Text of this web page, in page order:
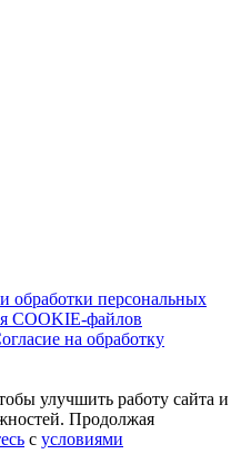
обработки персональных
COOKIE-файлов
на обработку
улучшить работу сайта и
Продолжая
с условиями